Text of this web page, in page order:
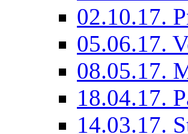
02.10.17.
05.06.17.
08.05.17.
18.04.17.
14.03.17.